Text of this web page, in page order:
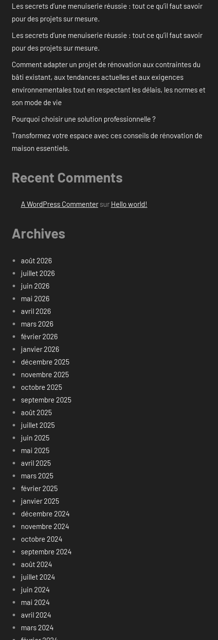
Les secrets d’une menuiserie réussie : tout ce qu’il faut savoir
pour des projets sur mesure.
Les secrets d’une menuiserie réussie : tout ce qu’il faut savoir
pour des projets sur mesure.
Comment adapter un projet de rénovation aux contraintes du
bâti existant, aux tendances actuelles et aux exigences
environnementales tout en respectant les délais, les normes et
son mode de vie
Pourquoi choisir une solution professionnelle ?
Transformez votre espace avec ces conseils de rénovation de
maison essentiels.
Recent Comments
A WordPress Commentersur Hello world!
Archives
août 2026
juillet 2026
juin 2026
mai 2026
avril 2026
mars 2026
février 2026
janvier 2026
décembre 2025
novembre 2025
octobre 2025
septembre 2025
août 2025
juillet 2025
juin 2025
mai 2025
avril 2025
mars 2025
février 2025
janvier 2025
décembre 2024
novembre 2024
octobre 2024
septembre 2024
août 2024
juillet 2024
juin 2024
mai 2024
avril 2024
mars 2024